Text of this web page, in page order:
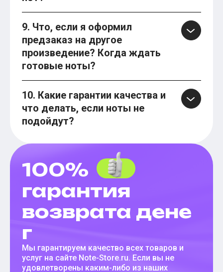
9. Что, если я оформил
предзаказ на другое
произведение? Когда ждать
готовые ноты?
10. Какие гарантии качества и
что делать, если ноты не
подойдут?
100%
гарантия
возврата дене
г
Мы гарантируем качество всех товаров и
услуг на сайте Note-Store.ru. Если вы не
удовлетворены каким-либо из наших